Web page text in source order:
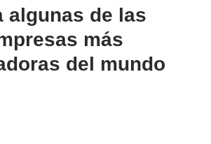
algunas de las
más
del mundo